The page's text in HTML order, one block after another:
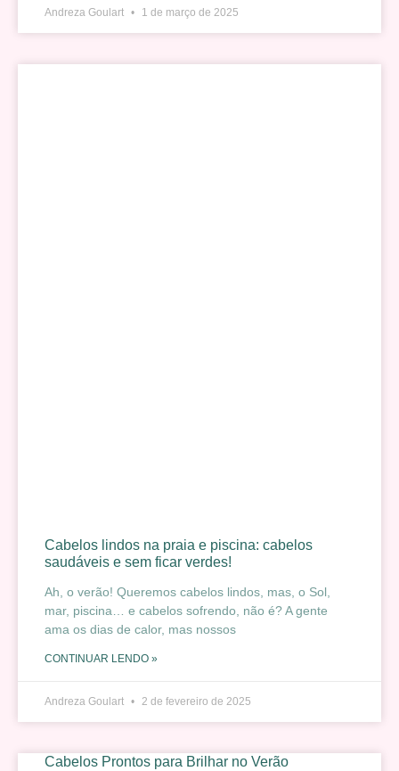
Andreza Goulart 1 de março de 2025
Cabelos lindos na praia e piscina: cabelos
saudáveis e sem ficar verdes!
Ah, o verão! Queremos cabelos lindos, mas, o Sol,
mar, piscina… e cabelos sofrendo, não é? A gente
ama os dias de calor, mas nossos
CONTINUAR LENDO »
Andreza Goulart 2 de fevereiro de 2025
Cabelos Prontos para Brilhar no Verão